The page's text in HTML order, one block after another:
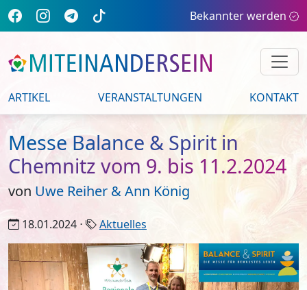
Bekannter werden
ARTIKEL VERANSTALTUNGEN KONTAKT
Messe Balance & Spirit in
Chemnitz vom 9. bis 11.2.2024
von Uwe Reiher & Ann König
18.01.2024 ⋅ Aktuelles